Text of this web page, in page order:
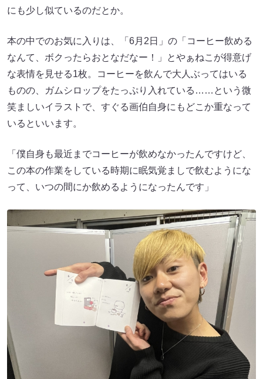
にも少し似ているのだとか。
本の中でのお気に入りは、「6月2日」の「コーヒー飲める
なんて、ボクったらおとなだなー！」とやぁねこが得意げ
な表情を見せる1枚。コーヒーを飲んで大人ぶってはいる
ものの、ガムシロップをたっぷり入れている……という微
笑ましいイラストで、すぐる画伯自身にもどこか重なって
いるといいます。
「僕自身も最近までコーヒーが飲めなかったんですけど、
この本の作業をしている時期に眠気覚ましで飲むようにな
って、いつの間にか飲めるようになったんです」